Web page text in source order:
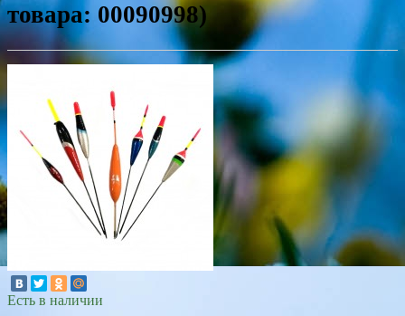
товара: 00090998)
Есть в наличии